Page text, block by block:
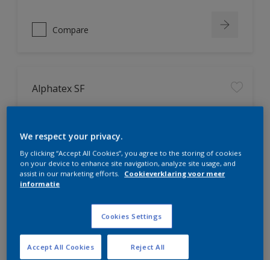
Compare
Alphatex SF
Hoge dekkracht. Klasse 1 volgens
DIN EN 13300
Natte schrobvastheid klasse 1
We respect your privacy.
By clicking “Accept All Cookies”, you agree to the storing of cookies
on your device to enhance site navigation, analyze site usage, and
assist in our marketing efforts.
Cookieverklaring voor meer
informatie
Cookies Settings
Reject All
Accept All Cookies